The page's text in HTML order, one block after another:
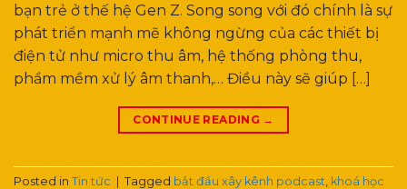
bạn trẻ ở thế hệ Gen Z. Song song với đó chính là sự
phát triển mạnh mẽ không ngừng của các thiết bị
điện tử như micro thu âm, hệ thống phòng thu,
phầm mềm xử lý âm thanh,… Điều này sẽ giúp […]
CONTINUE READING →
Posted in Tin tức Tagged bắt đầu xây kênh podcast, khoá học